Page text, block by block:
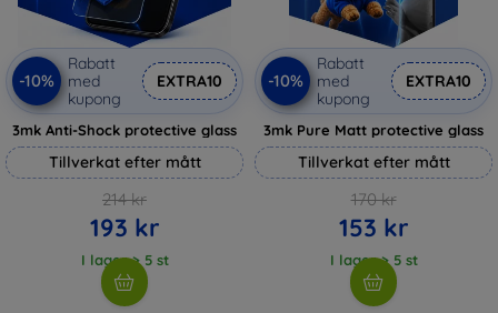
-10%
Rabatt
med
kupong
EXTRA10
3mk Anti-Shock protective glass
Tillverkat efter mått
214 kr
193 kr
I lager > 5 st
-10%
Rabatt
med
kupong
EXTRA10
3mk Pure Matt protective glass
Tillverkat efter mått
170 kr
153 kr
I lager > 5 st